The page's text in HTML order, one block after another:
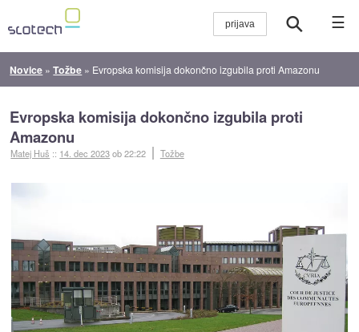
☰
Novice »Tožbe » Evropska komisija dokončno izgubila proti Amazonu
Evropska komisija dokončno izgubila proti
Amazonu
Matej Huš :: 14. dec 2023ob 22:22 Tožbe